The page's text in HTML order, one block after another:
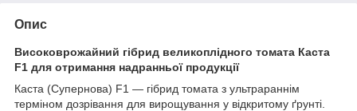
Опис
Високоврожайний гібрид великоплідного томата Каста
F1 для отримання надранньої продукції
Каста (Супернова) F1 — гібрид томата з ультрараннім
терміном дозрівання для вирощування у відкритому ґрунті.